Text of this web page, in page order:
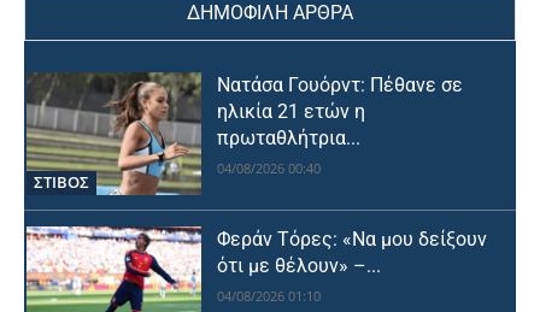
ΔΗΜΟΦΙΛΗ ΑΡΘΡΑ
ΣΤΙΒΟΣ
Νατάσα Γουόρντ: Πέθανε σε
ηλικία 21 ετών η
πρωταθλήτρια...
04/08/2026 00:40
Φεράν Τόρες: «Να μου δείξουν
ότι με θέλουν» –...
04/08/2026 01:10